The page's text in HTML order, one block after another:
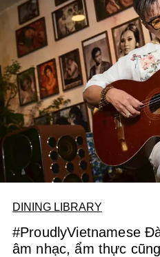
DINING LIBRARY
#ProudlyVietnamese
âm nhạc, ẩm thực